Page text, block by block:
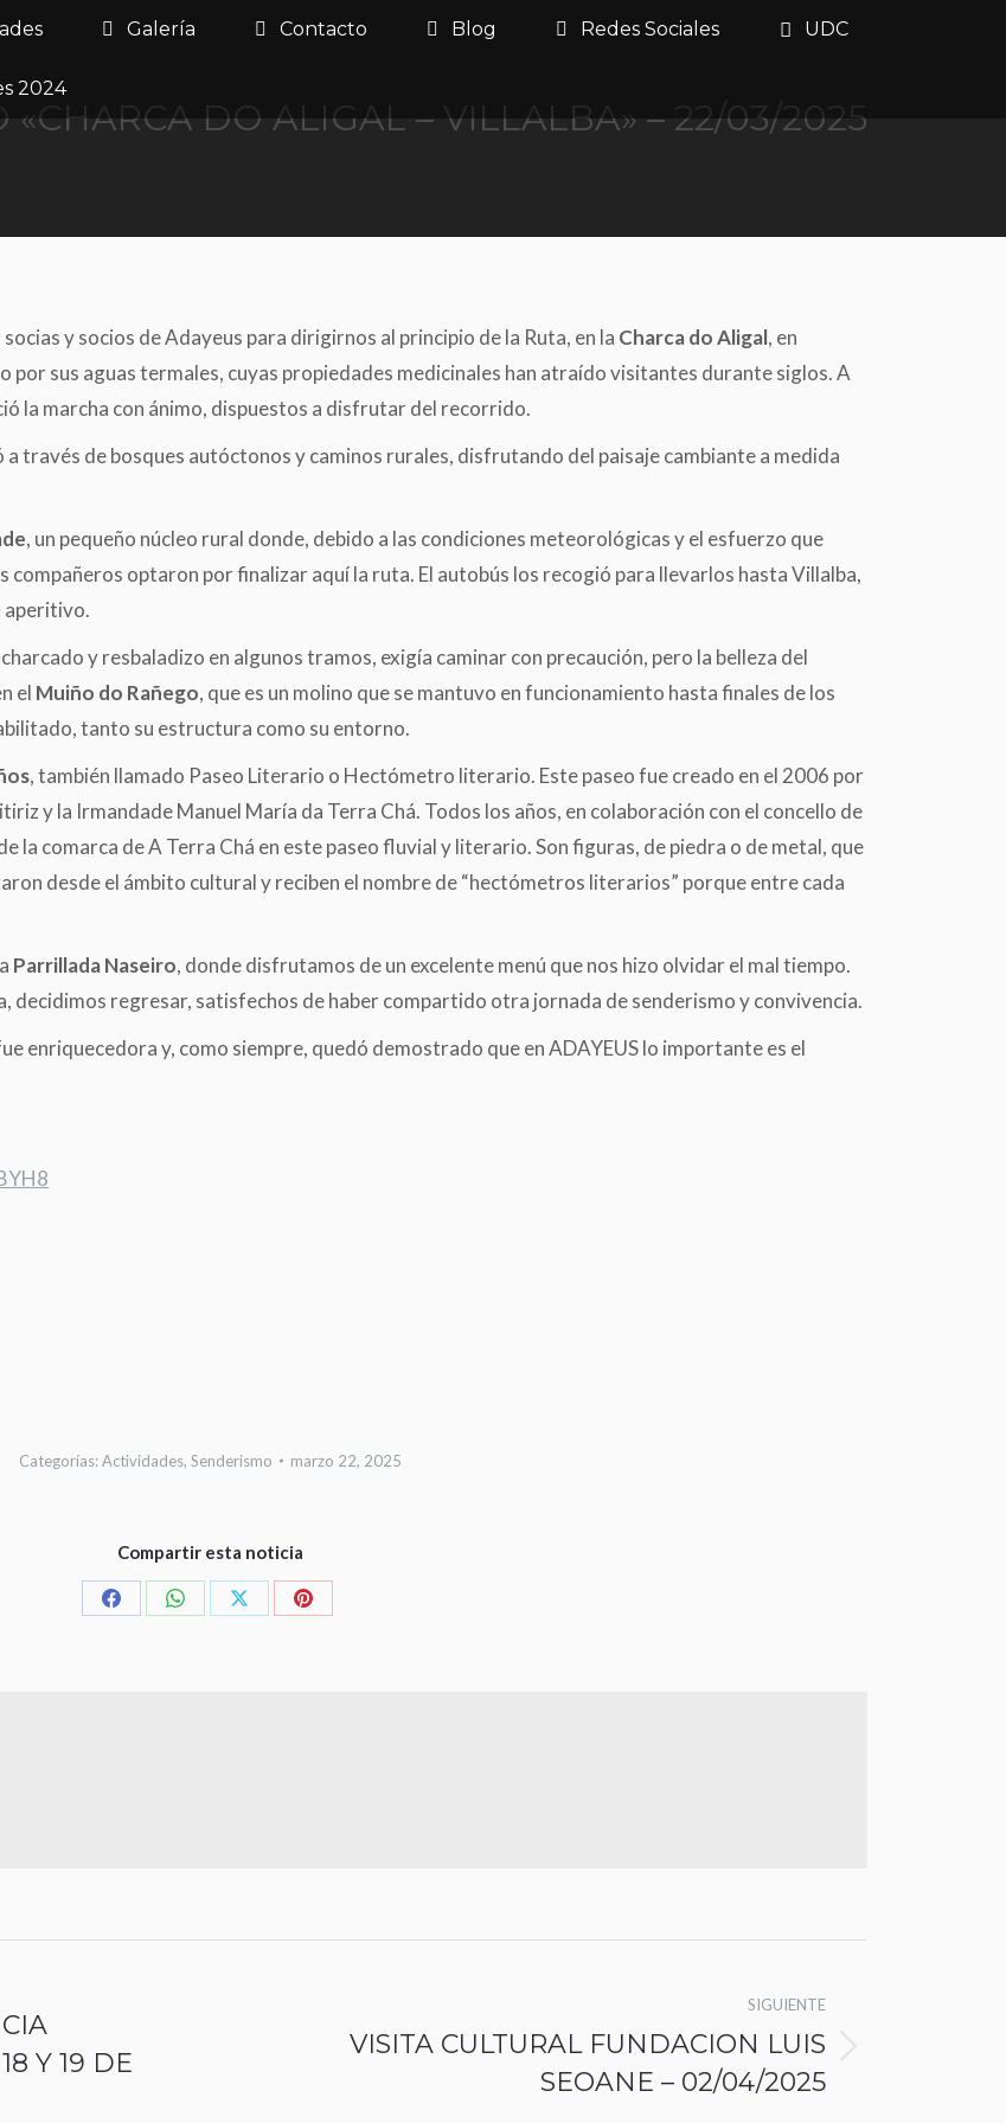
Galería Contacto Blog Redes Sociales UDC
2024
«CHARCA DO ALIGAL – VILLALBA» – 22/03/2025
y socios de Adayeus para dirigirnos al principio de la Ruta, en la Charca do Aligal, en
por sus aguas termales, cuyas propiedades medicinales han atraído visitantes durante siglos. A
la marcha con ánimo, dispuestos a disfrutar del recorrido.
través de bosques autóctonos y caminos rurales, disfrutando del paisaje cambiante a medida
, un pequeño núcleo rural donde, debido a las condiciones meteorológicas y el esfuerzo que
compañeros optaron por finalizar aquí la ruta. El autobús los recogió para llevarlos hasta Villalba,
aperitivo.
y resbaladizo en algunos tramos, exigía caminar con precaución, pero la belleza del
el Muiño do Rañego, que es un molino que se mantuvo en funcionamiento hasta finales de los
tanto su estructura como su entorno.
, también llamado Paseo Literario o Hectómetro literario. Este paseo fue creado en el 2006 por
y la Irmandade Manuel María da Terra Chá. Todos los años, en colaboración con el concello de
la comarca de A Terra Chá en este paseo fluvial y literario. Son figuras, de piedra o de metal, que
desde el ámbito cultural y reciben el nombre de “hectómetros literarios” porque entre cada
Parrillada Naseiro, donde disfrutamos de un excelente menú que nos hizo olvidar el mal tiempo.
decidimos regresar, satisfechos de haber compartido otra jornada de senderismo y convivencia.
enriquecedora y, como siempre, quedó demostrado que en ADAYEUS lo importante es el
Categorías:Actividades, Senderismo marzo 22, 2025
Compartir esta noticia
Y 19 DE
SIGUIENTE
VISITA CULTURAL FUNDACION LUIS
SEOANE – 02/04/2025